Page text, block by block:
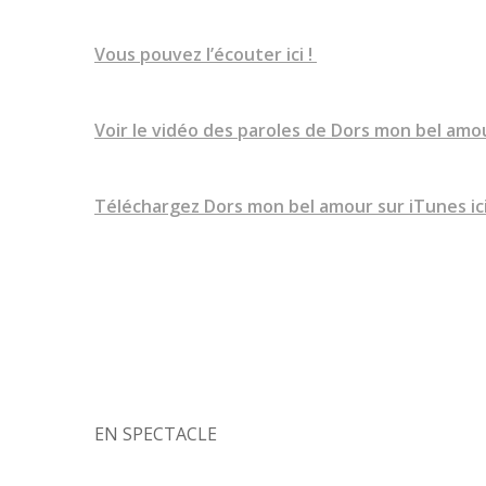
Vous pouvez l’écouter ici !
Voir le vidéo des paroles de Dors mon bel
Téléchargez Dors mon bel amour sur iTunes
EN SPECTACLE